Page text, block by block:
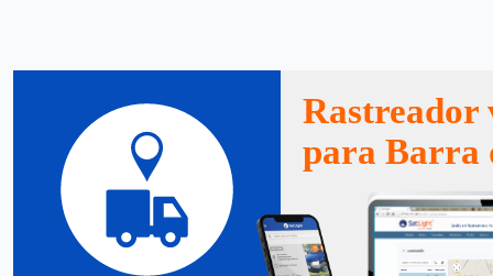
Rastreador
para Barra